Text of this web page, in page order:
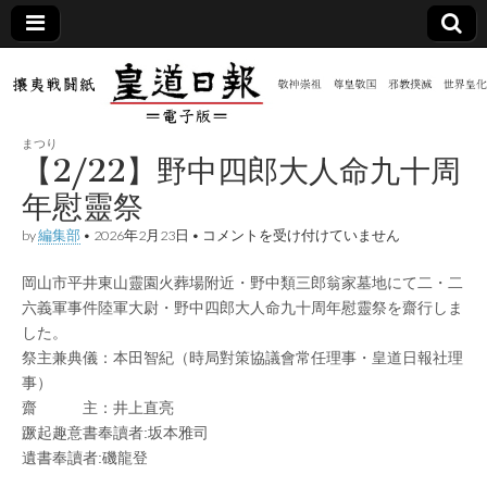
皇道
日報
（防
共新
聞）
電子
版
敬神
尊皇
｜昭
和八
年創
刊
皇道
実
攘夷
戦闘
紙
まつり
【2/22】野中四郎大人命九十周
年慰靈祭
by編集部 • 2026年2月23日 • 【2/22】
四
郎
大
命
年
慰
コメントを受け付けていません
岡山市平井東山靈園火葬場附近・野中類三郎翁家墓地にて二・二
六義軍事件陸軍大尉・野中四郎大人命九十周年慰靈祭を齋行しま
した。
祭主兼典儀：本田智紀（時局對策協議會常任理事・皇道日報社理
事）
齋 主：井上直亮
蹶起趣意書奉讀者:坂本雅司
遺書奉讀者:磯龍登